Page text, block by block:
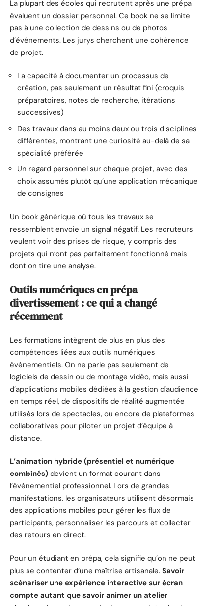
La plupart des écoles qui recrutent après une prépa
évaluent un dossier personnel. Ce book ne se limite
pas à une collection de dessins ou de photos
d’événements. Les jurys cherchent une cohérence
de projet.
La capacité à documenter un processus de
création, pas seulement un résultat fini (croquis
préparatoires, notes de recherche, itérations
successives)
Des travaux dans au moins deux ou trois disciplines
différentes, montrant une curiosité au-delà de sa
spécialité préférée
Un regard personnel sur chaque projet, avec des
choix assumés plutôt qu’une application mécanique
de consignes
Un book générique où tous les travaux se
ressemblent envoie un signal négatif. Les recruteurs
veulent voir des prises de risque, y compris des
projets qui n’ont pas parfaitement fonctionné mais
dont on tire une analyse.
Outils numériques en prépa
divertissement : ce qui a changé
récemment
Les formations intègrent de plus en plus des
compétences liées aux outils numériques
événementiels. On ne parle pas seulement de
logiciels de dessin ou de montage vidéo, mais aussi
d’applications mobiles dédiées à la gestion d’audience
en temps réel, de dispositifs de réalité augmentée
utilisés lors de spectacles, ou encore de plateformes
collaboratives pour piloter un projet d’équipe à
distance.
L’animation hybride (présentiel et numérique
combinés) devient un format courant dans
l’événementiel professionnel. Lors de grandes
manifestations, les organisateurs utilisent désormais
des applications mobiles pour gérer les flux de
participants, personnaliser les parcours et collecter
des retours en direct.
Pour un étudiant en prépa, cela signifie qu’on ne peut
plus se contenter d’une maîtrise artisanale. Savoir
scénariser une expérience interactive sur écran
compte autant que savoir animer un atelier